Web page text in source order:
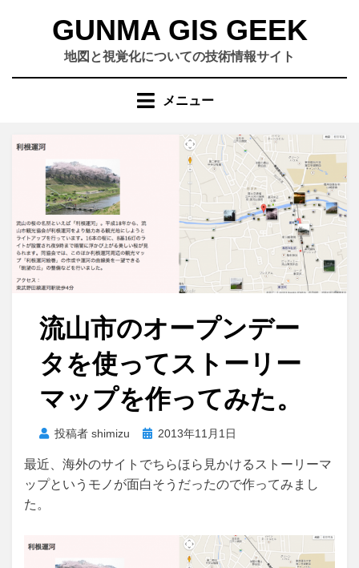
GUNMA GIS GEEK
地図と視覚化についての技術情報サイト
メニュー
流山市のオープンデー
タを使ってストーリー
マップを作ってみた。
投稿者shimizu
投
日:
2013年11月1日
最近、海外のサイトでちらほら見かけるストーリーマ
ップというモノが面白そうだったので作ってみまし
た。